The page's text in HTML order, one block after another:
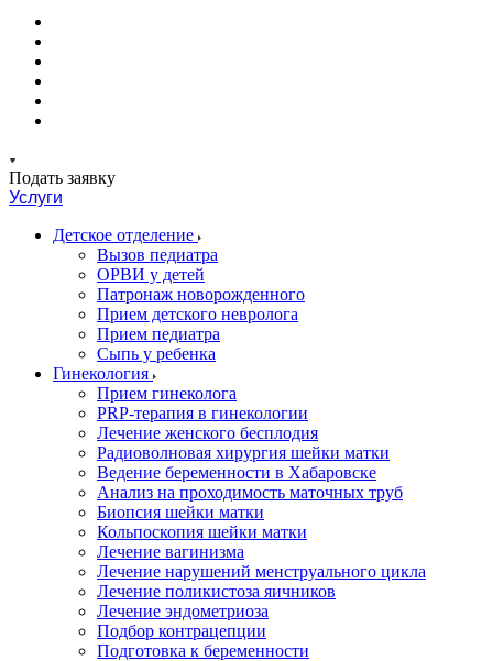
Подать заявку
Услуги
Детское отделение
Вызов педиатра
ОРВИ у детей
Патронаж новорожденного
Прием детского невролога
Прием педиатра
Сыпь у ребенка
Гинекология
Прием гинеколога
PRP-терапия в гинекологии
Лечение женского бесплодия
Радиоволновая хирургия шейки матки
Ведение беременности в Хабаровске
Анализ на проходимость маточных труб
Биопсия шейки матки
Кольпоскопия шейки матки
Лечение вагинизма
Лечение нарушений менструального цикла
Лечение поликистоза яичников
Лечение эндометриоза
Подбор контрацепции
Подготовка к беременности